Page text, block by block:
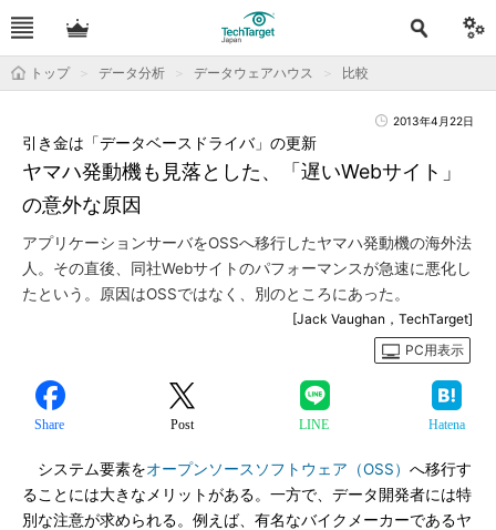
トップ データ分析 データウェアハウス 比較
2013年4月22日
ヤマハ発動機も見落とした、「遅いWebサイト」
の意外な原因
引き金は「データベースドライバ」の更新
アプリケーションサーバをOSSへ移行したヤマハ発動機の海外法
人。その直後、同社Webサイトのパフォーマンスが急速に悪化し
たという。原因はOSSではなく、別のところにあった。
[Jack Vaughan，TechTarget]
PC用表示
Share Post LINE Hatena
システム要素をオープンソースソフトウェア（OSS） へ移行す
ることには大きなメリットがある。一方で、データ開発者には特
別な注意が求められる。例えば、有名なバイクメーカーであるヤ